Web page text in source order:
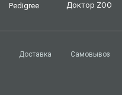
Pedigree
Доктор ZOO
Доставка Самовывоз